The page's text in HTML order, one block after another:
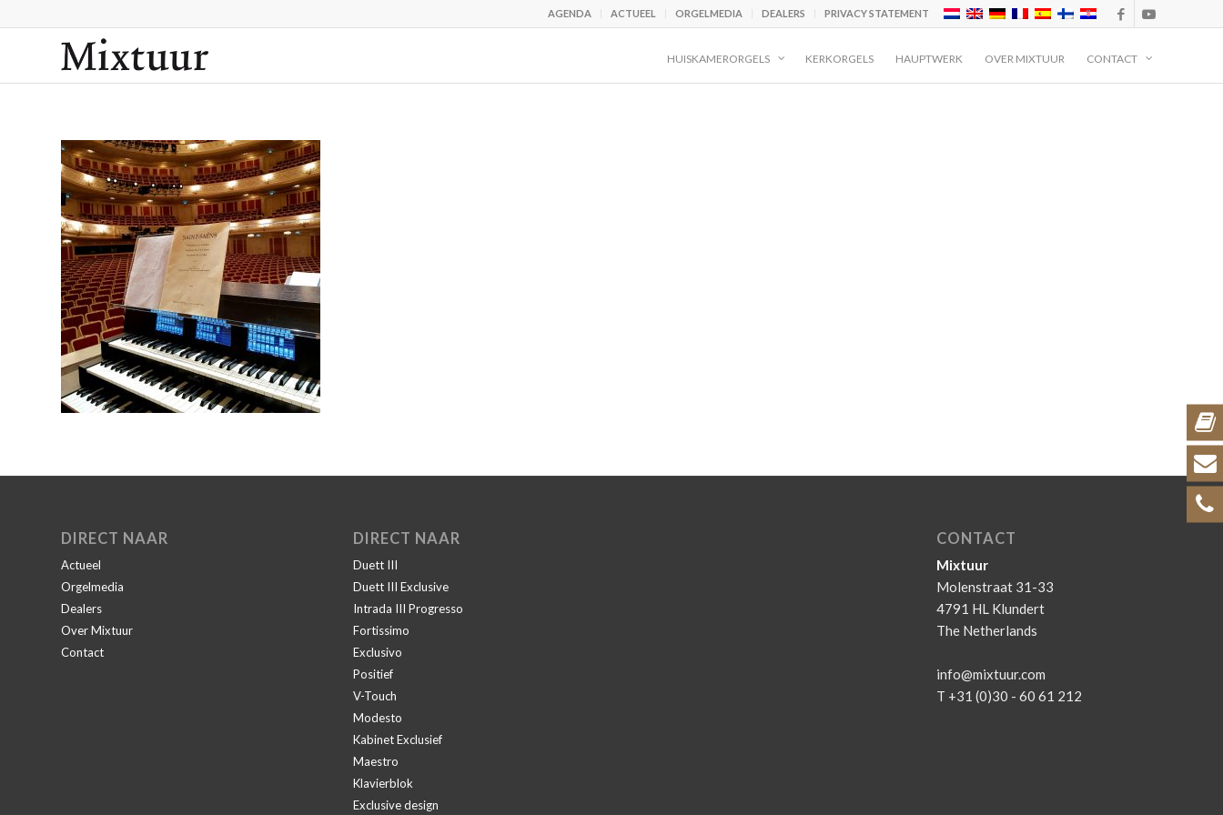
AGENDA ACTUEEL ORGELMEDIA DEALERS PRIVACY STATEMENT
HUISKAMERORGELS KERKORGELS HAUPTWERK OVER MIXTUUR CONTACT
DIRECT NAAR
Actueel
Orgelmedia
Dealers
Over Mixtuur
Contact
DIRECT NAAR
Duett III
Duett III Exclusive
Intrada III Progresso
Fortissimo
Exclusivo
Positief
V-Touch
Modesto
Kabinet Exclusief
Maestro
Klavierblok
Exclusive design
CONTACT
Mixtuur
Molenstraat 31-33
4791 HL Klundert
The Netherlands
info@mixtuur.com
T +31 (0)30 - 60 61 212